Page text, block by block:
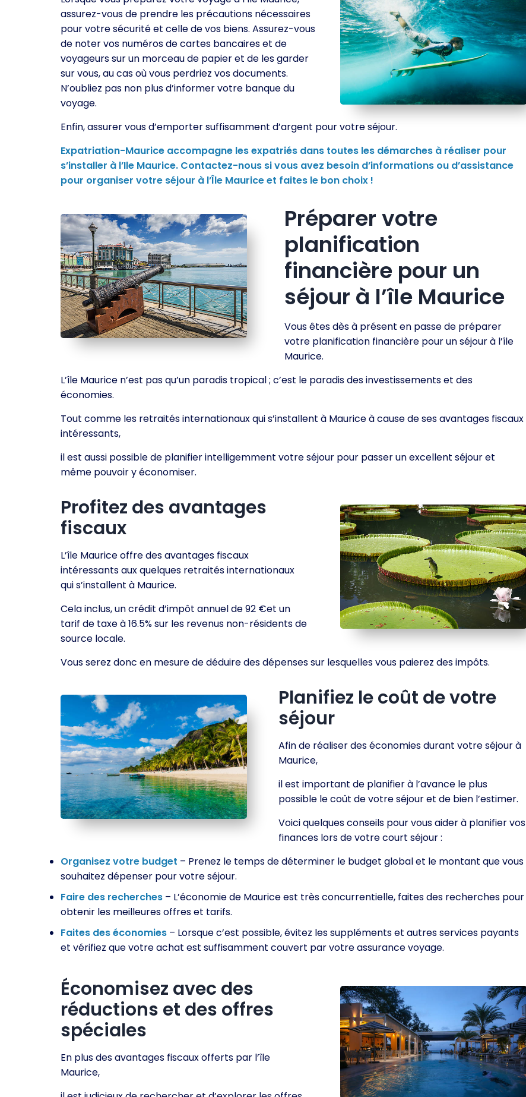
assurez-vous de prendre les précautions nécessaires
pour votre sécurité et celle de vos biens. Assurez-vous
de noter vos numéros de cartes bancaires et de
voyageurs sur un morceau de papier et de les garder
sur vous, au cas où vous perdriez vos documents.
N’oubliez pas non plus d’informer votre banque du
voyage.
Enfin, assurer vous d’emporter suffisamment d’argent pour votre séjour.
Expatriation-Maurice accompagne les expatriés dans toutes les démarches à réaliser pour
s’installer à l’Ile Maurice. Contactez-nous si vous avez besoin d’informations ou d’assistance
pour organiser votre séjour à l’Île Maurice et faites le bon choix !
Préparer votre
planification
financière pour un
séjour à l’île Maurice
Vous êtes dès à présent en passe de préparer
votre planification financière pour un séjour à l’île
Maurice.
L’île Maurice n’est pas qu’un paradis tropical ; c’est le paradis des investissements et des
économies.
Tout comme les retraités internationaux qui s’installent à Maurice à cause de ses avantages fiscaux
intéressants,
il est aussi possible de planifier intelligemment votre séjour pour passer un excellent séjour et
même pouvoir y économiser.
Profitez des avantages
fiscaux
L’île Maurice offre des avantages fiscaux
intéressants aux quelques retraités internationaux
qui s’installent à Maurice.
Cela inclus, un crédit d’impôt annuel de 92 €et un
tarif de taxe à 16.5% sur les revenus non-résidents de
source locale.
Vous serez donc en mesure de déduire des dépenses sur lesquelles vous paierez des impôts.
Planifiez le coût de votre
séjour
Afin de réaliser des économies durant votre séjour à
Maurice,
il est important de planifier à l’avance le plus
possible le coût de votre séjour et de bien l’estimer.
Voici quelques conseils pour vous aider à planifier vos
finances lors de votre court séjour :
Organisez votre budget – Prenez le temps de déterminer le budget global et le montant que vous
souhaitez dépenser pour votre séjour.
Faire des recherches – L’économie de Maurice est très concurrentielle, faites des recherches pour
obtenir les meilleures offres et tarifs.
Faites des économies – Lorsque c’est possible, évitez les suppléments et autres services payants
et vérifiez que votre achat est suffisamment couvert par votre assurance voyage.
Économisez avec des
réductions et des offres
spéciales
En plus des avantages fiscaux offerts par l’île
Maurice,